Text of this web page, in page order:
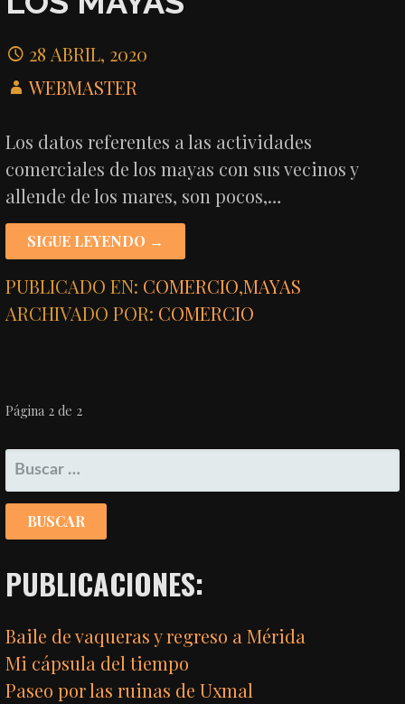
28 ABRIL, 2020
WEBMASTER
Los datos referentes a las actividades
comerciales de los mayas con sus vecinos y
allende de los mares, son pocos,…
SIGUE LEYENDO →
PUBLICADO EN: COMERCIO,MAYAS
ARCHIVADO POR: COMERCIO
NAVEGACIÓN
POR
ENTRADA
Página 2 de 2
BUSCAR:
PUBLICACIONES:
Baile de vaqueras y regreso a Mérida
Mi cápsula del tiempo
Paseo por las ruinas de Uxmal